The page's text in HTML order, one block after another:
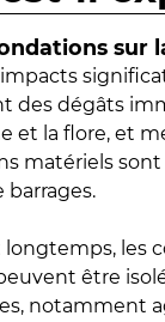
sur
des dégâts
et la flore, et
matériels
les
être
notamment